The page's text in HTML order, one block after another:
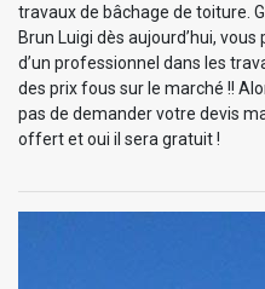
travaux de bâchage de toiture.
Brun Luigi dès aujourd’hui,
d’un professionnel dans les
des prix fous sur le marché !!
pas de demander votre devis
offert et oui il sera gratuit !